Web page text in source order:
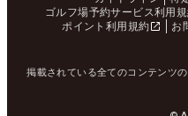
ゴルフ場予約サービス利用
ポイント利用規約
お
掲載されている全てのコンテンツ